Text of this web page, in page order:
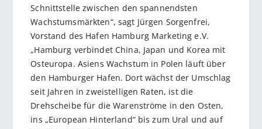
Schnittstelle zwischen den spannendsten
Wachstumsmärkten“, sagt Jürgen Sorgenfrei,
Vorstand des Hafen Hamburg Marketing e.V.
„Hamburg verbindet China, Japan und Korea mit
Osteuropa. Asiens Wachstum in Polen läuft über
den Hamburger Hafen. Dort wächst der Umschlag
seit Jahren in zweistelligen Raten, ist die
Drehscheibe für die Warenströme in den Osten,
ins „European Hinterland“ bis zum Ural und auf